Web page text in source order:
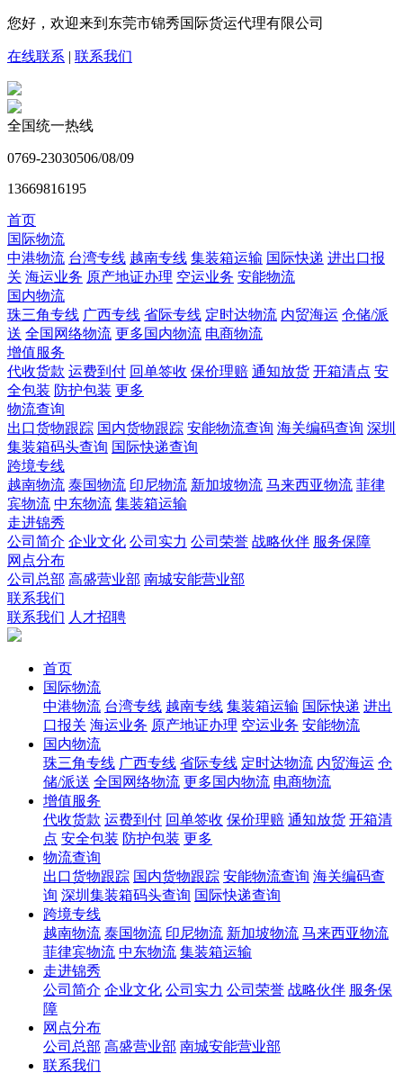
您好，欢迎来到东莞市锦秀国际货运代理有限公司
在线联系 | 联系我们
全国统一热线
0769-23030506/08/09
13669816195
首页
国际物流
中港物流 台湾专线 越南专线 集装箱运输 国际快递 进出口报
关 海运业务 原产地证办理 空运业务 安能物流
国内物流
珠三角专线 广西专线 省际专线 定时达物流 内贸海运 仓储/派
送 全国网络物流 更多国内物流 电商物流
增值服务
代收货款 运费到付 回单签收 保价理赔 通知放货 开箱清点 安
全包装 防护包装 更多
物流查询
出口货物跟踪 国内货物跟踪 安能物流查询 海关编码查询 深圳
集装箱码头查询 国际快递查询
跨境专线
越南物流 泰国物流 印尼物流 新加坡物流 马来西亚物流 菲律
宾物流 中东物流 集装箱运输
走进锦秀
公司简介 企业文化 公司实力 公司荣誉 战略伙伴 服务保障
网点分布
公司总部 高盛营业部 南城安能营业部
联系我们
联系我们 人才招聘
首页
国际物流
中港物流 台湾专线 越南专线 集装箱运输 国际快递 进出
口报关 海运业务 原产地证办理 空运业务 安能物流
国内物流
珠三角专线 广西专线 省际专线 定时达物流 内贸海运 仓
储/派送 全国网络物流 更多国内物流 电商物流
增值服务
代收货款 运费到付 回单签收 保价理赔 通知放货 开箱清
点 安全包装 防护包装 更多
物流查询
出口货物跟踪 国内货物跟踪 安能物流查询 海关编码查
询 深圳集装箱码头查询 国际快递查询
跨境专线
越南物流 泰国物流 印尼物流 新加坡物流 马来西亚物流
菲律宾物流 中东物流 集装箱运输
走进锦秀
公司简介 企业文化 公司实力 公司荣誉 战略伙伴 服务保
障
网点分布
公司总部 高盛营业部 南城安能营业部
联系我们